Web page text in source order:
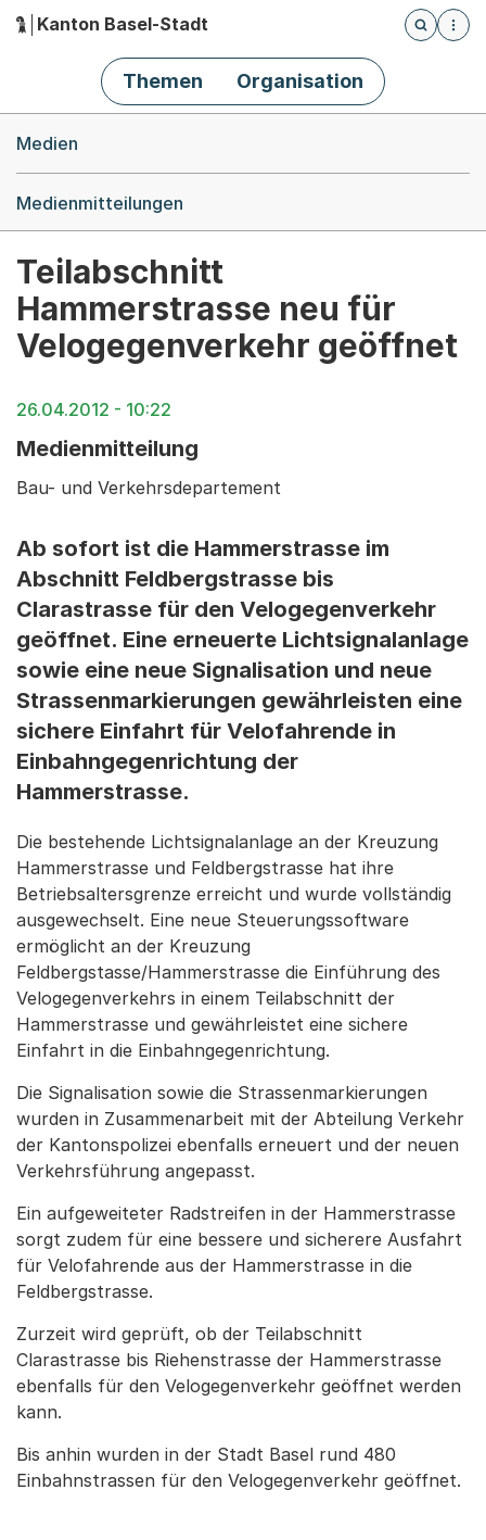
Hauptnavigation
Kanton Basel-Stadt
Öffnet
Themen Organisation
Medien
Medienmitteilungen
Teilabschnitt
Hammerstrasse neu für
Velogegenverkehr geöffnet
26.04.2012 - 10:22
Medienmitteilung
Bau- und Verkehrsdepartement
Ab sofort ist die Hammerstrasse im
Abschnitt Feldbergstrasse bis
Clarastrasse für den Velogegenverkehr
geöffnet. Eine erneuerte Lichtsignalanlage
sowie eine neue Signalisation und neue
Strassenmarkierungen gewährleisten eine
sichere Einfahrt für Velofahrende in
Einbahngegenrichtung der
Hammerstrasse.
Die bestehende Lichtsignalanlage an der Kreuzung
Hammerstrasse und Feldbergstrasse hat ihre
Betriebsaltersgrenze erreicht und wurde vollständig
ausgewechselt. Eine neue Steuerungssoftware
ermöglicht an der Kreuzung
Feldbergstasse/Hammerstrasse die Einführung des
Velogegenverkehrs in einem Teilabschnitt der
Hammerstrasse und gewährleistet eine sichere
Einfahrt in die Einbahngegenrichtung.
Die Signalisation sowie die Strassenmarkierungen
wurden in Zusammenarbeit mit der Abteilung Verkehr
der Kantonspolizei ebenfalls erneuert und der neuen
Verkehrsführung angepasst.
Ein aufgeweiteter Radstreifen in der Hammerstrasse
sorgt zudem für eine bessere und sicherere Ausfahrt
für Velofahrende aus der Hammerstrasse in die
Feldbergstrasse.
Zurzeit wird geprüft, ob der Teilabschnitt
Clarastrasse bis Riehenstrasse der Hammerstrasse
ebenfalls für den Velogegenverkehr geöffnet werden
kann.
Bis anhin wurden in der Stadt Basel rund 480
Einbahnstrassen für den Velogegenverkehr geöffnet.